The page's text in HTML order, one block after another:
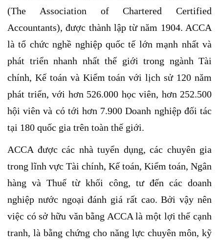
(The Association of Chartered Certified
Accountants), được thành lập từ năm 1904. ACCA
là tổ chức nghề nghiệp quốc tế lớn mạnh nhất và
phát triển nhanh nhất thế giới trong ngành Tài
chính, Kế toán và Kiểm toán với lịch sử 120 năm
phát triển, với hơn 526.000 học viên, hơn 252.500
hội viên và có tới hơn 7.900 Doanh nghiệp đối tác
tại 180 quốc gia trên toàn thế giới.
ACCA được các nhà tuyển dụng, các chuyên gia
trong lĩnh vực Tài chính, Kế toán, Kiểm toán, Ngân
hàng và Thuế từ khối công, tư đến các doanh
nghiệp nước ngoại đánh giá rất cao. Bởi vậy nên
việc có sở hữu văn bằng ACCA là một lợi thế cạnh
tranh, là bằng chứng cho năng lực chuyên môn, kỹ